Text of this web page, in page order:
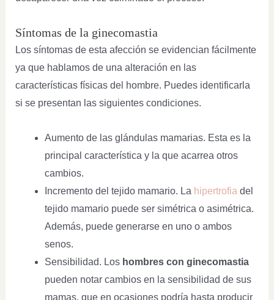
Síntomas de la ginecomastia
Los síntomas de esta afección se evidencian fácilmente
ya que hablamos de una alteración en las
características físicas del hombre. Puedes identificarla
si se presentan las siguientes condiciones.
Aumento de las glándulas mamarias. Esta es la
principal característica y la que acarrea otros
cambios.
Incremento del tejido mamario. La hipertrofia del
tejido mamario puede ser simétrica o asimétrica.
Además, puede generarse en uno o ambos
senos.
Sensibilidad. Los hombres con ginecomastia
pueden notar cambios en la sensibilidad de sus
mamas, que en ocasiones podría hasta producir